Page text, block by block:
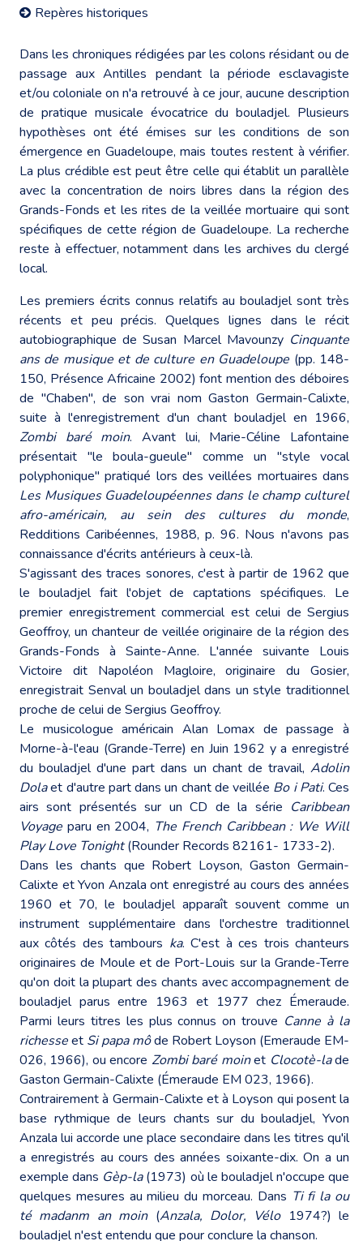
Repères historiques
Dans les chroniques rédigées par les colons résidant ou de
passage aux Antilles pendant la période esclavagiste
et/ou coloniale on n'a retrouvé à ce jour, aucune description
de pratique musicale évocatrice du bouladjel. Plusieurs
hypothèses ont été émises sur les conditions de son
émergence en Guadeloupe, mais toutes restent à vérifier.
La plus crédible est peut être celle qui établit un parallèle
avec la concentration de noirs libres dans la région des
Grands-Fonds et les rites de la veillée mortuaire qui sont
spécifiques de cette région de Guadeloupe. La recherche
reste à effectuer, notamment dans les archives du clergé
local.
Les premiers écrits connus relatifs au bouladjel sont très
récents et peu précis. Quelques lignes dans le récit
autobiographique de Susan Marcel Mavounzy Cinquante
ans de musique et de culture en Guadeloupe (pp. 148-
150, Présence Africaine 2002) font mention des déboires
de "Chaben", de son vrai nom Gaston Germain-Calixte,
suite à l'enregistrement d'un chant bouladjel en 1966,
Zombi baré moin. Avant lui, Marie-Céline Lafontaine
présentait "le boula-gueule" comme un "style vocal
polyphonique" pratiqué lors des veillées mortuaires dans
Les Musiques Guadeloupéennes dans le champ culturel
afro-américain, au sein des cultures du monde,
Redditions Caribéennes, 1988, p. 96. Nous n'avons pas
connaissance d'écrits antérieurs à ceux-là.
S'agissant des traces sonores, c'est à partir de 1962 que
le bouladjel fait l'objet de captations spécifiques. Le
premier enregistrement commercial est celui de Sergius
Geoffroy, un chanteur de veillée originaire de la région des
Grands-Fonds à Sainte-Anne. L'année suivante Louis
Victoire dit Napoléon Magloire, originaire du Gosier,
enregistrait Senval un bouladjel dans un style traditionnel
proche de celui de Sergius Geoffroy.
Le musicologue américain Alan Lomax de passage à
Morne-à-l'eau (Grande-Terre) en Juin 1962 y a enregistré
du bouladjel d'une part dans un chant de travail, Adolin
Dolaet d'autre part dans un chant de veillée Bo i Pati. Ces
airs sont présentés sur un CD de la série Caribbean
Voyage paru en 2004, The French Caribbean : We Will
Play Love Tonight(Rounder Records 82161- 1733-2).
Dans les chants que Robert Loyson, Gaston Germain-
Calixte et Yvon Anzala ont enregistré au cours des années
1960 et 70, le bouladjel apparaît souvent comme un
instrument supplémentaire dans l'orchestre traditionnel
aux côtés des tambours ka. C'est à ces trois chanteurs
originaires de Moule et de Port-Louis sur la Grande-Terre
qu'on doit la plupart des chants avec accompagnement de
bouladjel parus entre 1963 et 1977 chez Émeraude.
Parmi leurs titres les plus connus on trouve Canne à la
richesseet Si papa môde Robert Loyson (Emeraude EM-
026, 1966), ou encore Zombi baré moinet Clocotè-lade
Gaston Germain-Calixte (Émeraude EM 023, 1966).
Contrairement à Germain-Calixte et à Loyson qui posent la
base rythmique de leurs chants sur du bouladjel, Yvon
Anzala lui accorde une place secondaire dans les titres qu'il
a enregistrés au cours des années soixante-dix. On a un
exemple dans Gèp-la(1973) où le bouladjel n'occupe que
quelques mesures au milieu du morceau. Dans Ti fi la ou
té madanm an moin(Anzala, Dolor, Vélo1974?) le
bouladjel n'est entendu que pour conclure la chanson.